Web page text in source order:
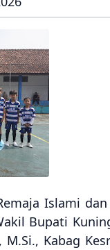
Islami dan
Bupati
Kabag